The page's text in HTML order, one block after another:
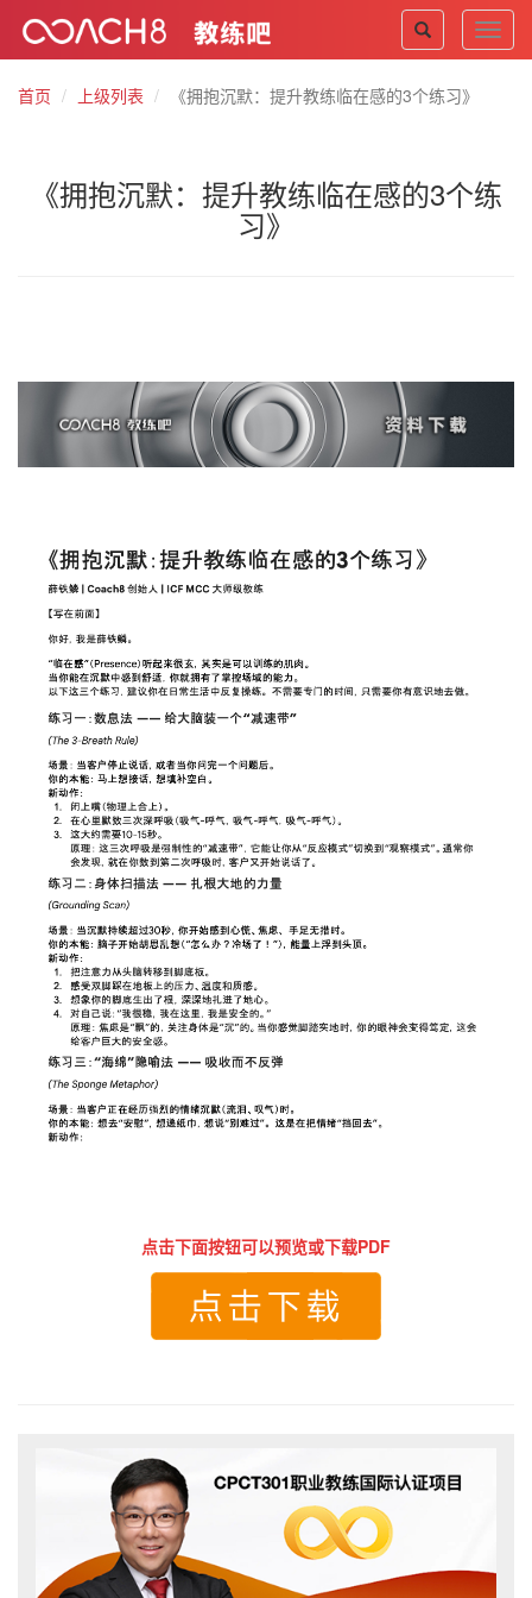
首页
上级列表 《拥抱沉默：提升教练临在感的3个练习》
《拥抱沉默：提升教练临在感的3个练
习》
点击下面按钮可以预览或下载PDF